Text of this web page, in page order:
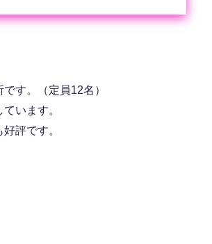
す。（定員12名）
います。
評です。